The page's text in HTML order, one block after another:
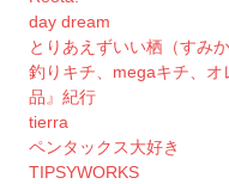
day dream
とりあえずいい栖（すみか
釣りキチ、megaキチ、
品』紀行
tierra
ペンタックス大好き
TIPSYWORKS